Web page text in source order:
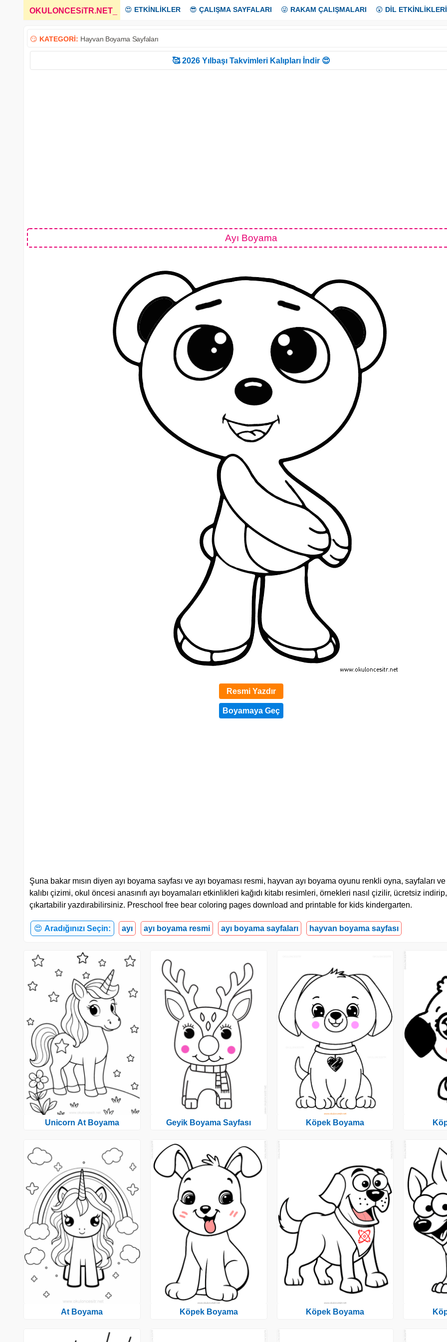
OKULONCESiTR.NET 😍 ETKİNLİKLER 😎 ÇALIŞMA SAYFALARI 😜 RAKAM ÇALIŞMALARI 😲 DİL ETKİNLİKLERİ
😏 KATEGORİ: Hayvan Boyama Sayfaları
🥰 2026 Yılbaşı Takvimleri Kalıpları İndir 😍
Ayı Boyama
Resmi Yazdır
Şuna bakar mısın diyen ayı boyama sayfası ve ayı boyaması resmi, hayvan ayı boyama oyunu renkli oyna, sayfaları ve
kalıbı çizimi, okul öncesi anasınıfı ayı boyamaları etkinlikleri kağıdı kitabı resimleri, örnekleri nasıl çizilir, ücretsiz indirip,
çıkartabilir yazdırabilirsiniz. Preschool free bear coloring pages download and printable for kids kindergarten.
😍 Aradığınızı Seçin: ayı ayı boyama resmi ayı boyama sayfaları hayvan boyama sayfası
Unicorn At Boyama
At Boyama
Geyik Boyama Sayfası
Köpek Boyama
Köpek Boyama
Köpek Boyama